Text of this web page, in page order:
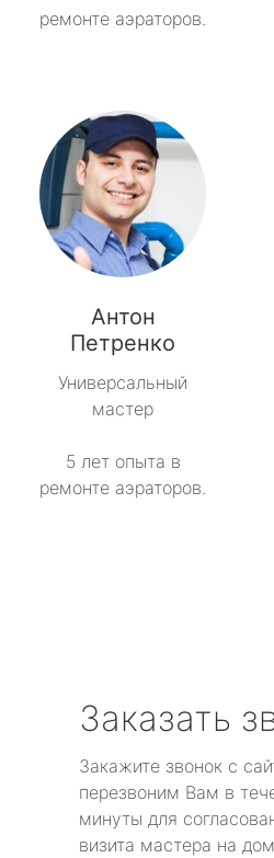
ремонте аэраторов.
Антон
Петренко
Универсальный
мастер
5 лет опыта в
ремонте аэраторов.
Заказать
Закажите звонок с
перезвоним Вам в
минуты для
визита мастера на